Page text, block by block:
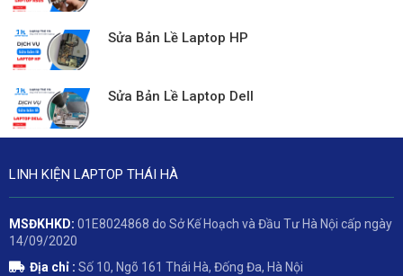
Sửa Bản Lề Laptop HP
Sửa Bản Lề Laptop Dell
LINH KIỆN LAPTOP THÁI HÀ
MSĐKHKD: 01E8024868 do Sở Kế Hoạch và Đầu Tư Hà Nội cấp ngày
14/09/2020
Địa chỉ : Số 10, Ngõ 161 Thái Hà, Đống Đa, Hà Nội